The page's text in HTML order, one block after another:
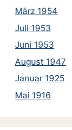
März 1954
Juli 1953
Juni 1953
August 1947
Januar 1925
Mai 1916